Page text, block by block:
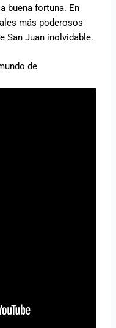
buena fortuna. En
más poderosos
San Juan inolvidable.
de